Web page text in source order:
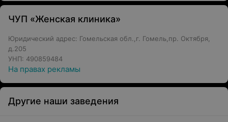
ЧУП «Женская клиника»
Юридический адрес: Гомельская обл.,г. Гомель,пр. Октября,
д.205
УНП: 490859484
На правах рекламы
Другие наши заведения